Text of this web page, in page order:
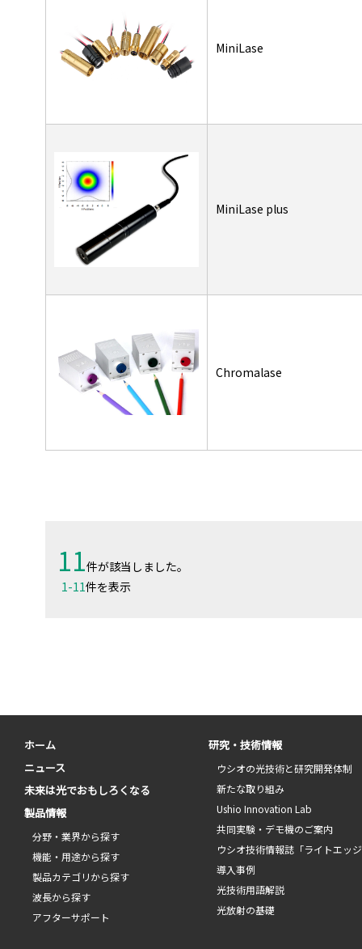
MiniLase
MiniLase plus
Chromalase
11件が該当しました。
1-11件を表示
ホーム
ニュース
未来は光でおもしろくなる
製品情報
分野・業界から探す
機能・用途から探す
製品カテゴリから探す
波長から探す
アフターサポート
研究・技術情報
ウシオの光技術と研究開発体制
新たな取り組み
Ushio Innovation Lab
共同実験・デモ機のご案内
ウシオ技術情報誌「ライトエッ
導入事例
光技術用語解説
光放射の基礎